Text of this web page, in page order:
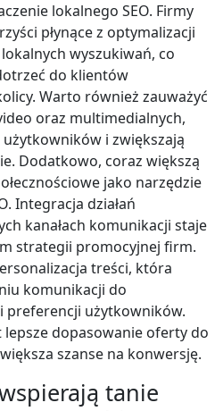
lokalnego SEO. Firmy
płynące z optymalizacji
wyszukiwań, co
do klientów
Warto również zauważyć
oraz multimedialnych,
i zwiększają
Dodatkowo, coraz większą
jako narzędzie
Integracja działań
kanałach komunikacji staje
strategii promocyjnej firm.
treści, która
komunikacji do
preferencji użytkowników.
dopasowanie oferty do
szanse na konwersję.
tanie